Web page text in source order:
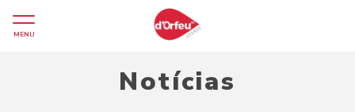
MENU
Notícias